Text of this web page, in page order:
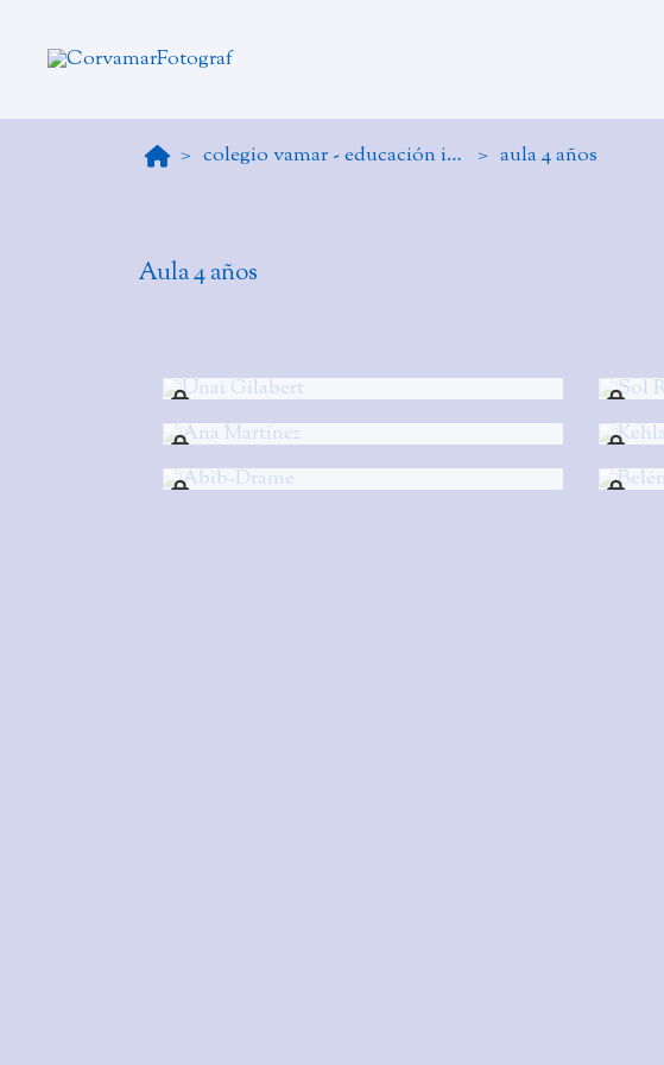
colegio vamar - educación infantil aula 4 años
Aula 4 años
Ana Martinez
Abib-Drame